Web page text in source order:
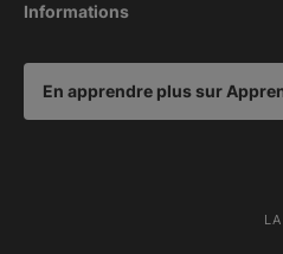
Informations
En apprendre plus sur
LA